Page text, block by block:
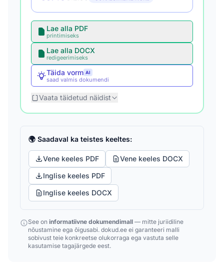
Lae alla PDF
printimiseks
Lae alla DOCX
redigeerimiseks
Täida vorm AI
saad valmis dokumendi
Vaata täidetud näidist
🌍 Saadaval ka teistes keeltes:
Vene keeles PDF
Vene keeles DOCX
Inglise keeles PDF
Inglise keeles DOCX
See on informatiivne dokumendimall — mitte juriidiline
nõustamine ega õigusabi. dokud.ee ei garanteeri malli
sobivust teie konkreetse olukorraga ega vastuta selle
kasutamise tagajärgede eest.